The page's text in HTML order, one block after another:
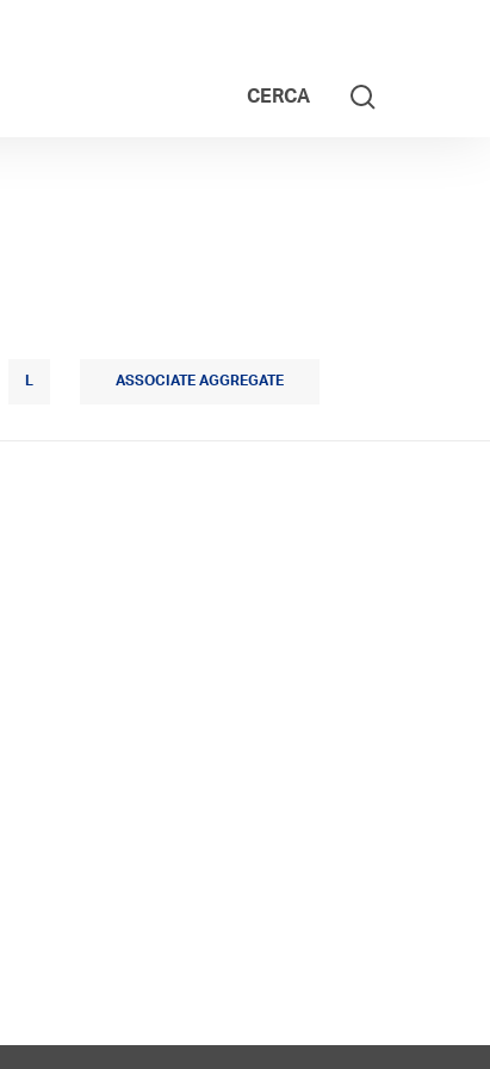
CERCA
L ASSOCIATE AGGREGATE